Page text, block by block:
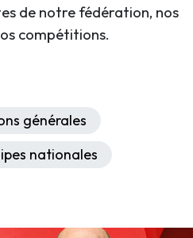
de notre fédération, nos
compétitions.
générales
nationales